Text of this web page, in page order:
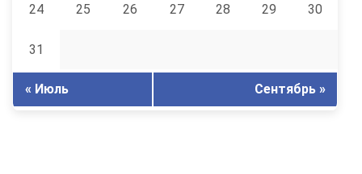
24 25 26 27 28 29 30
31
« Июль Сентябрь »